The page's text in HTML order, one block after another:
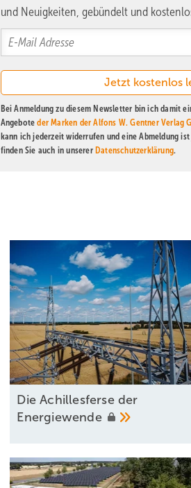
und Neuigkeiten, gebündelt und
Bei Anmeldung zu diesem Newsletter bin ich damit
Angeboteder Marken der Alfons W. Gentner Verlag
kann ich jederzeit widerrufen und eine Abmeldung
finden Sie auch in unserer Datenschutzerklärung.
D ie A chillesferse der
Energiewende